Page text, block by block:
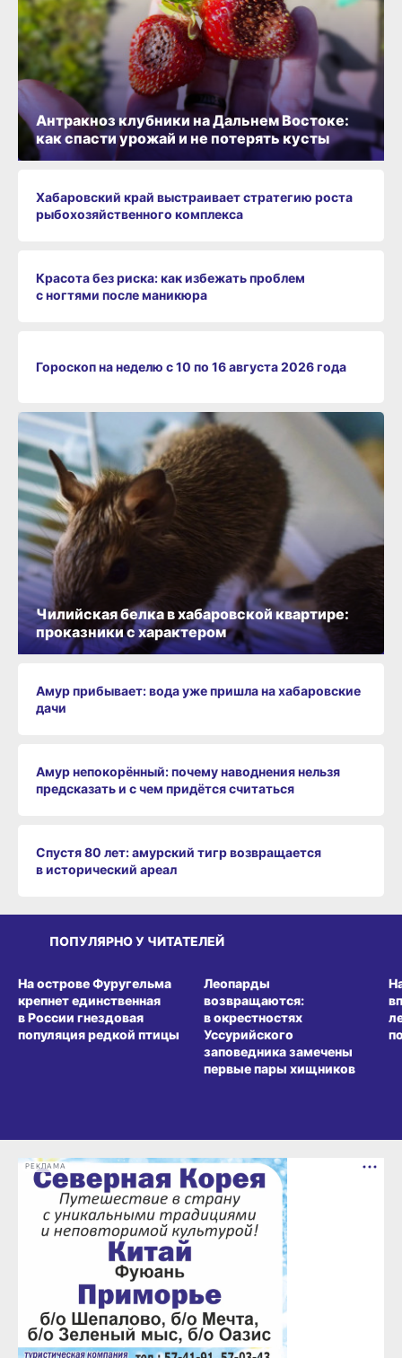
Антракноз клубники на Дальнем Востоке:
как спасти урожай и не потерять кусты
Хабаровский край выстраивает стратегию роста
рыбохозяйственного комплекса
Красота без риска: как избежать проблем
с ногтями после маникюра
Гороскоп на неделю с 10 по 16 августа 2026 года
Амур прибывает: вода уже пришла на хабаровские
дачи
Амур непокорённый: почему наводнения нельзя
предсказать и с чем придётся считаться
Спустя 80 лет: амурский тигр возвращается
в исторический ареал
Чилийская белка в хабаровской квартире:
проказники с характером
ПОПУЛЯРНО У ЧИТАТЕЛЕЙ
На острове Фуругельма
крепнет единственная
в России гнездовая
популяция редкой птицы
Леопарды
возвращаются:
в окрестностях
Уссурийского
заповедника замечены
первые пары хищников
РЕКЛАМА